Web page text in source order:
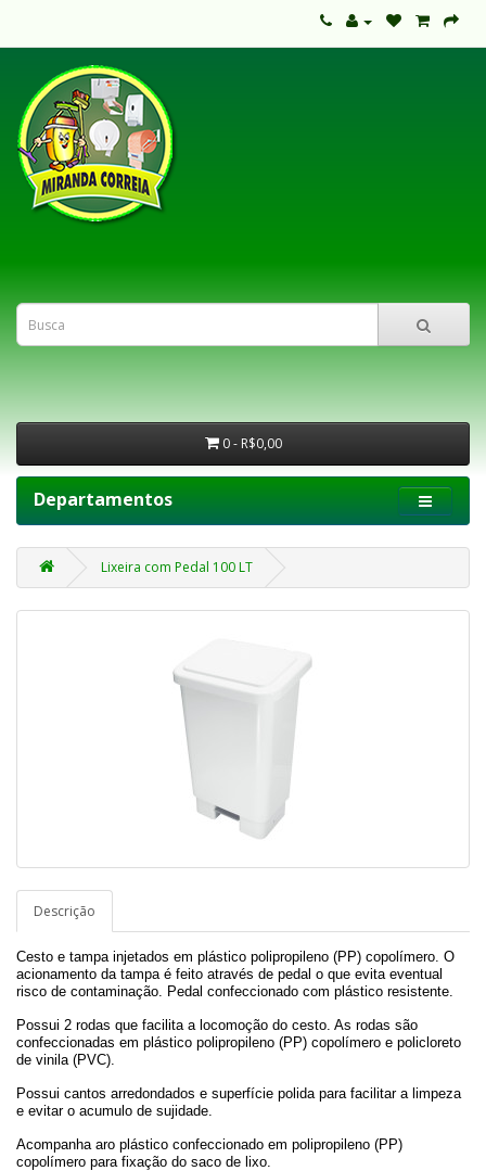
0 - R$0,00
Departamentos
Lixeira com Pedal 100 LT
Descrição
Cesto e tampa injetados em plástico polipropileno (PP) copolímero. O
acionamento da tampa é feito através de pedal o que evita eventual
risco de contaminação. Pedal confeccionado com plástico resistente.
Possui 2 rodas que facilita a locomoção do cesto. As rodas são
confeccionadas em plástico polipropileno (PP) copolímero e policloreto
de vinila (PVC).
Possui cantos arredondados e superfície polida para facilitar a limpeza
e evitar o acumulo de sujidade.
Acompanha aro plástico confeccionado em polipropileno (PP)
copolímero para fixação do saco de lixo.